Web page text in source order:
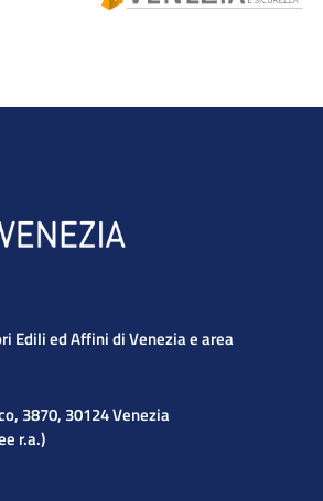
Edili ed Affini di Venezia e area
3870, 30124 Venezia
r.a.)